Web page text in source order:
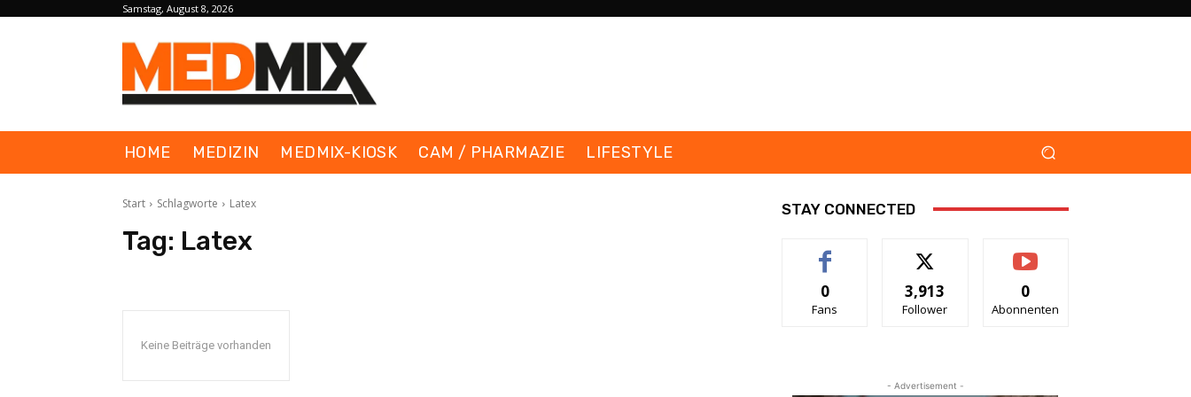
Samstag, August 8, 2026
HOME MEDIZIN MEDMIX-KIOSK CAM / PHARMAZIE LIFESTYLE
Start Schlagworte Latex
Tag: Latex
Keine Beiträge vorhanden
STAY CONNECTED
0
Fans
3,913
Follower
0
Abonnenten
- Advertisement -